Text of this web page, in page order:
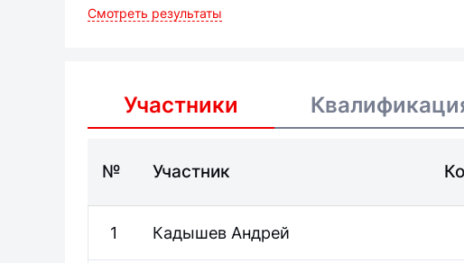
Смотреть результаты
Участники
№ Участник
1 Кадышев Андрей